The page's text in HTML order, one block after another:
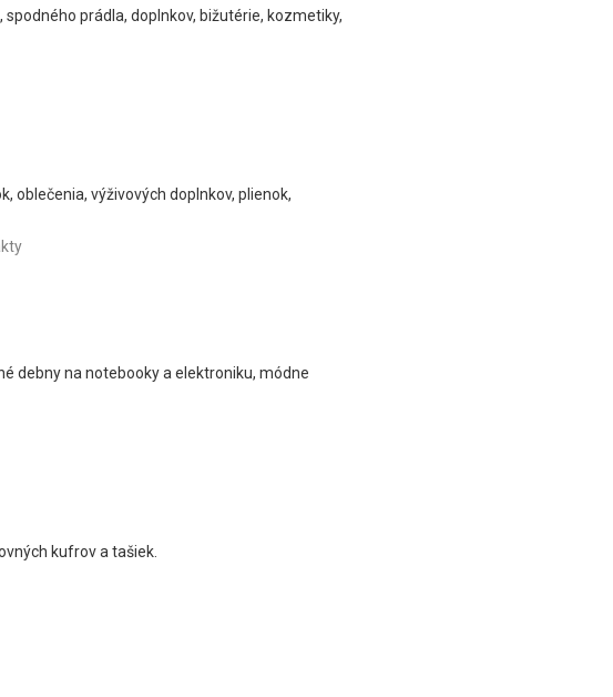
prádla, doplnkov, bižutérie, kozmetiky,
oblečenia, výživových doplnkov, plienok,
debny na notebooky a elektroniku, módne
kufrov a tašiek.